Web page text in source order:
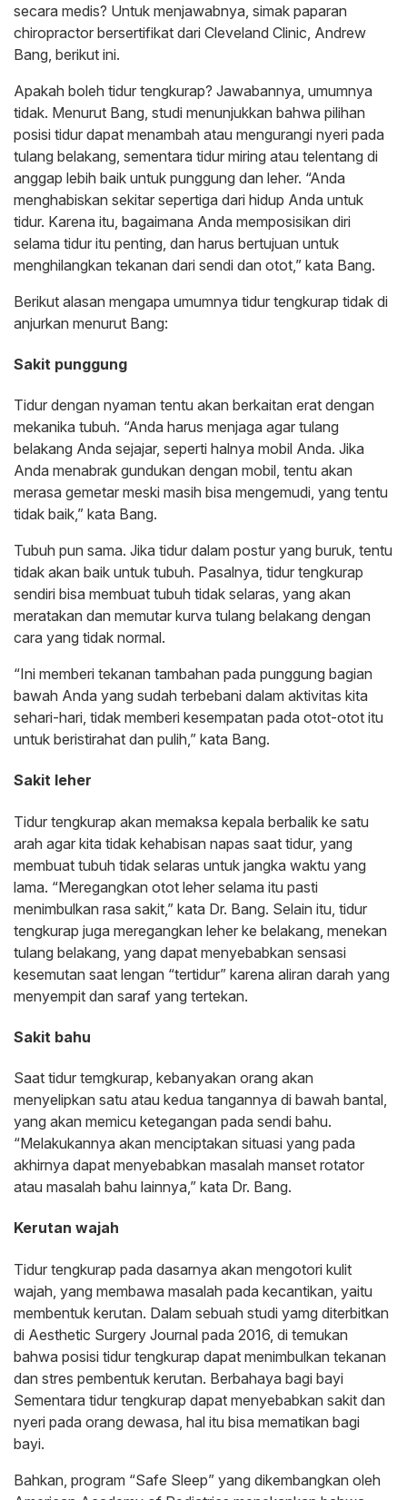
secara medis? Untuk menjawabnya, simak paparan
chiropractor bersertifikat dari Cleveland Clinic, Andrew
Bang, berikut ini.
Apakah boleh tidur tengkurap? Jawabannya, umumnya
tidak. Menurut Bang, studi menunjukkan bahwa pilihan
posisi tidur dapat menambah atau mengurangi nyeri pada
tulang belakang, sementara tidur miring atau telentang di
anggap lebih baik untuk punggung dan leher. “Anda
menghabiskan sekitar sepertiga dari hidup Anda untuk
tidur. Karena itu, bagaimana Anda memposisikan diri
selama tidur itu penting, dan harus bertujuan untuk
menghilangkan tekanan dari sendi dan otot,” kata Bang.
Berikut alasan mengapa umumnya tidur tengkurap tidak di
anjurkan menurut Bang:
Sakit punggung
Tidur dengan nyaman tentu akan berkaitan erat dengan
mekanika tubuh. “Anda harus menjaga agar tulang
belakang Anda sejajar, seperti halnya mobil Anda. Jika
Anda menabrak gundukan dengan mobil, tentu akan
merasa gemetar meski masih bisa mengemudi, yang tentu
tidak baik,” kata Bang.
Tubuh pun sama. Jika tidur dalam postur yang buruk, tentu
tidak akan baik untuk tubuh. Pasalnya, tidur tengkurap
sendiri bisa membuat tubuh tidak selaras, yang akan
meratakan dan memutar kurva tulang belakang dengan
cara yang tidak normal.
“Ini memberi tekanan tambahan pada punggung bagian
bawah Anda yang sudah terbebani dalam aktivitas kita
sehari-hari, tidak memberi kesempatan pada otot-otot itu
untuk beristirahat dan pulih,” kata Bang.
Sakit leher
Tidur tengkurap akan memaksa kepala berbalik ke satu
arah agar kita tidak kehabisan napas saat tidur, yang
membuat tubuh tidak selaras untuk jangka waktu yang
lama. “Meregangkan otot leher selama itu pasti
menimbulkan rasa sakit,” kata Dr. Bang. Selain itu, tidur
tengkurap juga meregangkan leher ke belakang, menekan
tulang belakang, yang dapat menyebabkan sensasi
kesemutan saat lengan “tertidur” karena aliran darah yang
menyempit dan saraf yang tertekan.
Sakit bahu
Saat tidur temgkurap, kebanyakan orang akan
menyelipkan satu atau kedua tangannya di bawah bantal,
yang akan memicu ketegangan pada sendi bahu.
“Melakukannya akan menciptakan situasi yang pada
akhirnya dapat menyebabkan masalah manset rotator
atau masalah bahu lainnya,” kata Dr. Bang.
Kerutan wajah
Tidur tengkurap pada dasarnya akan mengotori kulit
wajah, yang membawa masalah pada kecantikan, yaitu
membentuk kerutan. Dalam sebuah studi yamg diterbitkan
di Aesthetic Surgery Journal pada 2016, di temukan
bahwa posisi tidur tengkurap dapat menimbulkan tekanan
dan stres pembentuk kerutan. Berbahaya bagi bayi
Sementara tidur tengkurap dapat menyebabkan sakit dan
nyeri pada orang dewasa, hal itu bisa mematikan bagi
bayi.
Bahkan, program “Safe Sleep” yang dikembangkan oleh